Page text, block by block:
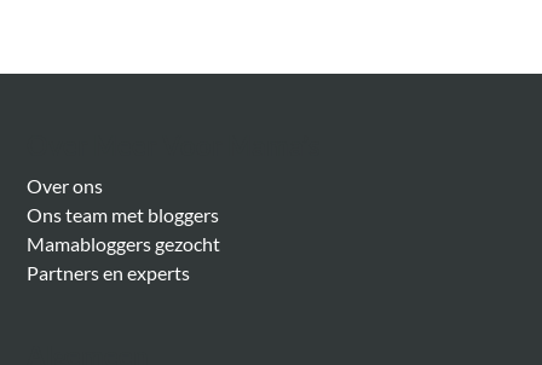
Over ons
Ons team met bloggers
Mamabloggers gezocht
Partners en experts